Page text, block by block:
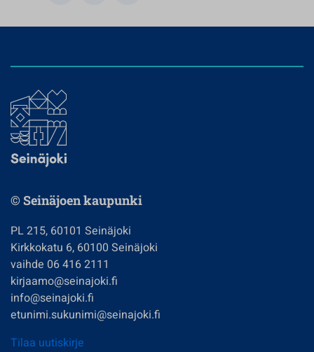
© Seinäjoen kaupunki
PL 215, 60101 Seinäjoki
Kirkkokatu 6, 60100 Seinäjoki
vaihde 06 416 2111
kirjaamo@seinajoki.fi
info@seinajoki.fi
etunimi.sukunimi@seinajoki.fi
Tilaa uutiskirje